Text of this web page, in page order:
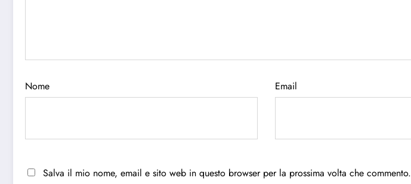
Nome Email
Salva il mio nome, email e sito web in questo browser per la prossima volta che commento.